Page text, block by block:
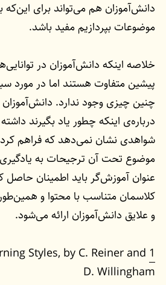
دانش‌آموزان هم می‌تواند برای این‌که
موضوعات بپردازیم مفید باشد.
خلاصه‌ اینکه دانش‌آموزان در
پیشین متفاوت هستند اما در مورد
چنین چیزی وجود ندارد.
درباره‌ی اینکه چطور یاد بگیرند
شواهدی نشان نمی‌دهد که فراهم
موضوع تحت آن ترجیحات به یادگیری
عنوان آموزش‌گر باید اطمینان حاصل
کلاسمان متناسب با محتوا و
و علایق دانش‌آموزان ارائه می‌شود.
1
Styles, by C. Reiner and
D. Willingham